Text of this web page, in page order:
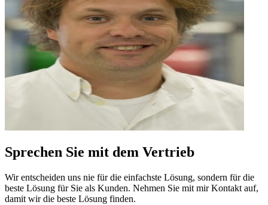
Sprechen Sie mit dem Vertrieb
Wir entscheiden uns nie für die einfachste Lösung, sondern für die
beste Lösung für Sie als Kunden. Nehmen Sie mit mir Kontakt auf,
damit wir die beste Lösung finden.